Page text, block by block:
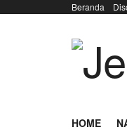
Beranda
HOME